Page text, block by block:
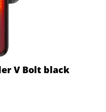
V Bolt black